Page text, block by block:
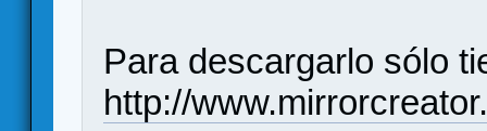
Para descargarlo sólo
http://